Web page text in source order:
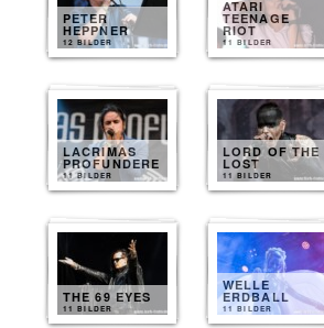
PETER
HEPPNER
12 BILDER
ATARI
TEENAGE
RIOT
11 BILDER
LACRIMAS
PROFUNDERE
11 BILDER
LORD OF THE
LOST
11 BILDER
THE 69 EYES
11 BILDER
WELLE
ERDBALL
11 BILDER